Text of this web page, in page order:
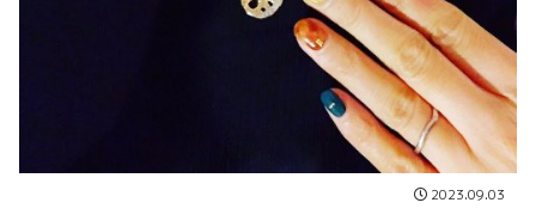
2023.09.03